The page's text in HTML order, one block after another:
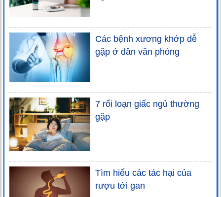
Các bệnh xương khớp dễ
gặp ở dân văn phòng
7 rối loạn giấc ngủ thường
gặp
Tìm hiểu các tác hại của
rượu tới gan